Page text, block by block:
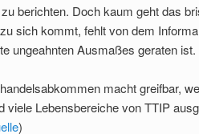
berichten. Doch kaum geht das
sich kommt, fehlt von dem
ungeahnten Ausmaßes geraten ist.
macht greifbar,
Lebensbereiche von TTIP
)